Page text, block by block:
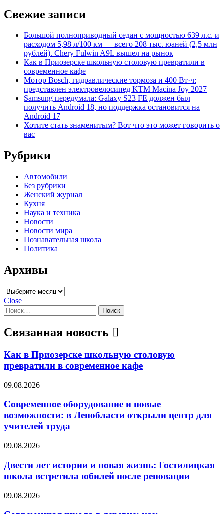
Свежие записи
Большой полноприводный седан с мощностью 639 л.с. и
расходом 5,98 л/100 км — всего 208 тыс. юаней (2,5 млн
рублей). Chery Fulwin A9L вышел на рынок
Как в Приозерске школьную столовую превратили в
современное кафе
Мотор Bosch, гидравлические тормоза и 400 Вт·ч:
представлен электровелосипед KTM Macina Joy 2027
Samsung передумала: Galaxy S23 FE должен был
получить Android 18, но поддержка остановится на
Android 17
Хотите стать знаменитым? Вот что это может говорить о
вас
Рубрики
Автомобили
Без рубрики
Женский журнал
Кухня
Наука и техника
Новости
Новости мира
Познавательная школа
Политика
Архивы
Архивы
Close
Найти:
Связанная новость
Как в Приозерске школьную столовую
превратили в современное кафе
09.08.2026
Современное оборудование и новые
возможности: в Ленобласти открыли центр для
учителей труда
09.08.2026
Двести лет истории и новая жизнь: Гостилицкая
школа встретила юбилей после реновации
09.08.2026